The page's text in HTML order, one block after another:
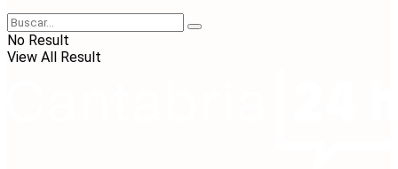
No Result
View All Result